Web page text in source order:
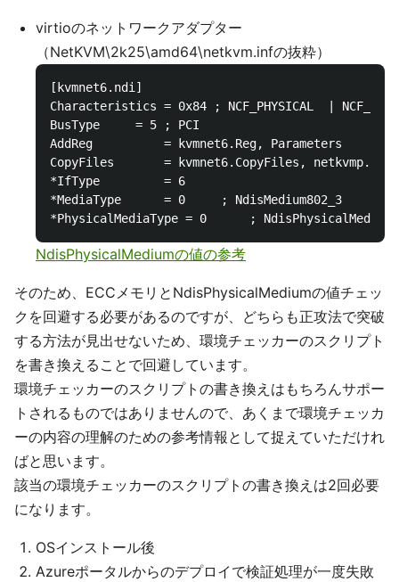
virtioのネットワークアダプター
（NetKVM\2k25\amd64\netkvm.infの抜粋）
[kvmnet6.ndi]
Characteristics = 0x84 ; NCF_PHYSICAL  |
BusType     = 5 ; PCI
AddReg          = kvmnet6.Reg, Parameters
CopyFiles       = kvmnet6.CopyFiles,
*IfType         = 6
*MediaType      = 0     ; NdisMedium802_3
NdisPhysicalMediumの値の参考
そのため、ECCメモリとNdisPhysicalMediumの値チェッ
クを回避する必要があるのですが、どちらも正攻法で突破
する方法が見出せないため、環境チェッカーのスクリプト
を書き換えることで回避しています。
環境チェッカーのスクリプトの書き換えはもちろんサポー
トされるものではありませんので、あくまで環境チェッカ
ーの内容の理解のための参考情報として捉えていただけれ
ばと思います。
該当の環境チェッカーのスクリプトの書き換えは2回必要
になります。
OSインストール後
Azureポータルからのデプロイで検証処理が一度失敗